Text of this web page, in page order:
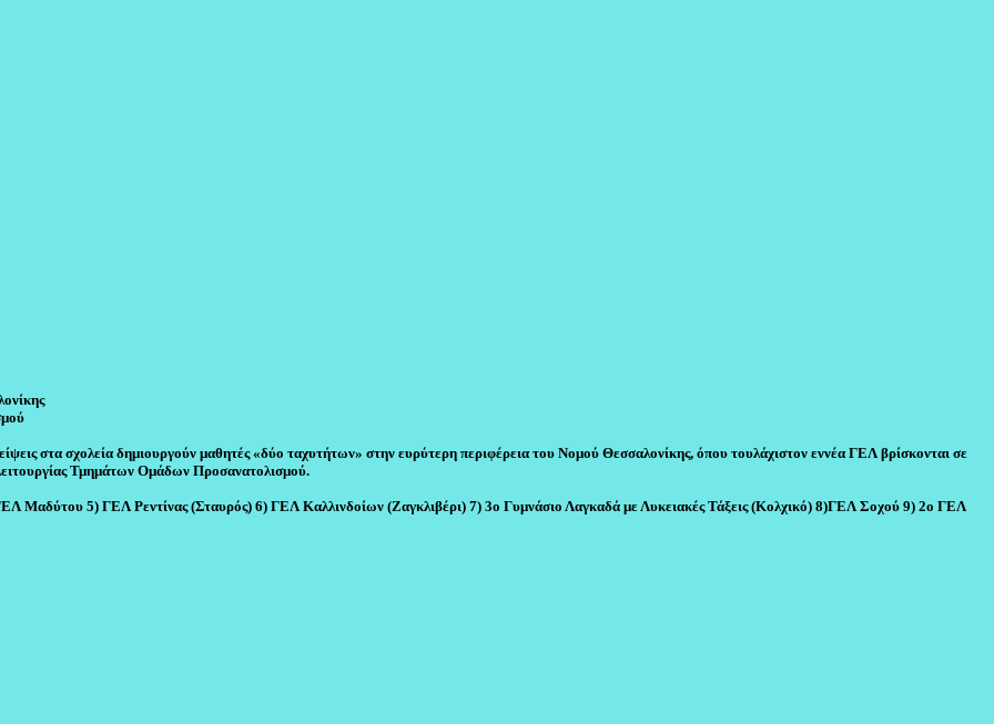
στα σχολεία δημιουργούν μαθητές «δύο ταχυτήτων» στην ευρύτερη περιφέρεια του Νομού Θεσσαλονίκης, όπου τουλάχιστον εννέα ΓΕΛ βρίσκονται σε
Τμημάτων Ομάδων Προσανατολισμού.
5) ΓΕΛ Ρεντίνας (Σταυρός) 6) ΓΕΛ Καλλινδοίων (Ζαγκλιβέρι) 7) 3ο Γυμνάσιο Λαγκαδά με Λυκειακές Τάξεις (Κολχικό) 8)ΓΕΛ Σοχού 9) 2ο ΓΕΛ